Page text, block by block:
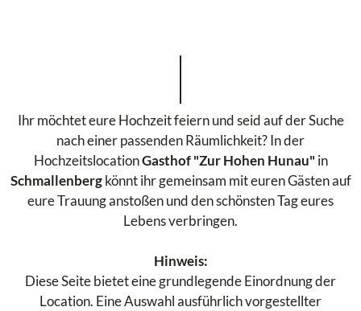
Ihr möchtet eure Hochzeit feiern und seid auf der Suche
nach einer passenden Räumlichkeit? In der
HochzeitslocationGasthof "Zur Hohen Hunau" in
Schmallenbergkönnt ihr gemeinsam mit euren Gästen auf
eure Trauung anstoßen und den schönsten Tag eures
Lebens verbringen.
Hinweis:
Diese Seite bietet eine grundlegende Einordnung der
Location. Eine Auswahl ausführlich vorgestellter